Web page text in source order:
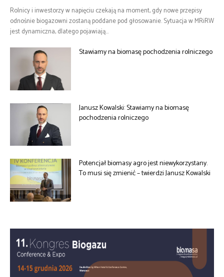
Rolnicy i inwestorzy w napięciu czekają na moment, gdy nowe przepisy
odnośnie biogazowni zostaną poddane pod głosowanie. Sytuacja w MRiRW
jest dynamiczna, dlatego pojawiają...
Stawiamy na biomasę pochodzenia rolniczego
Janusz Kowalski: Stawiamy na biomasę
pochodzenia rolniczego
Potencjał biomasy agro jest niewykorzystany.
To musi się zmienić – twierdzi Janusz Kowalski